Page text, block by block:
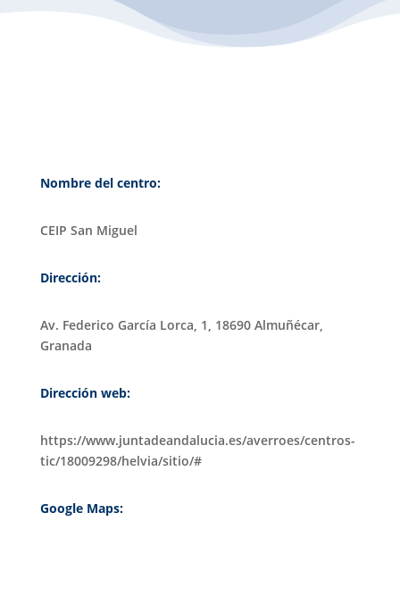
Nombre del centro:
CEIP San Miguel
Dirección:
Av. Federico García Lorca, 1, 18690 Almuñécar,
Granada
Dirección web:
https://www.juntadeandalucia.es/averroes/centros-
tic/18009298/helvia/sitio/#
Google Maps: